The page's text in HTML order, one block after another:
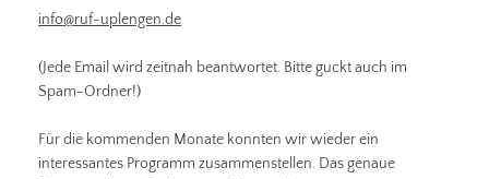
info@ruf-uplengen.de
(Jede Email wird zeitnah beantwortet. Bitte guckt auch im
Spam-Ordner!)
Für die kommenden Monate konnten wir wieder ein
interessantes Programm zusammenstellen. Das genaue